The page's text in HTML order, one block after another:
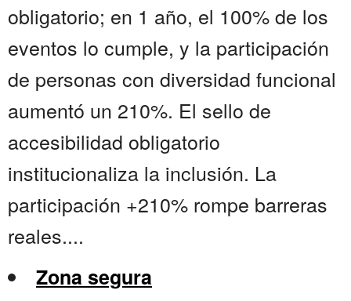
obligatorio; en 1 año, el 100% de los
eventos lo cumple, y la participación
de personas con diversidad funcional
aumentó un 210%. El sello de
accesibilidad obligatorio
institucionaliza la inclusión. La
participación +210% rompe barreras
reales....
Zona segura